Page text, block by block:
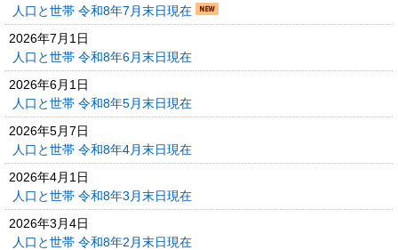
人口と世帯 令和8年7月末日現在
2026年7月1日
人口と世帯 令和8年6月末日現在
2026年6月1日
人口と世帯 令和8年5月末日現在
2026年5月7日
人口と世帯 令和8年4月末日現在
2026年4月1日
人口と世帯 令和8年3月末日現在
2026年3月4日
人口と世帯 令和8年2月末日現在